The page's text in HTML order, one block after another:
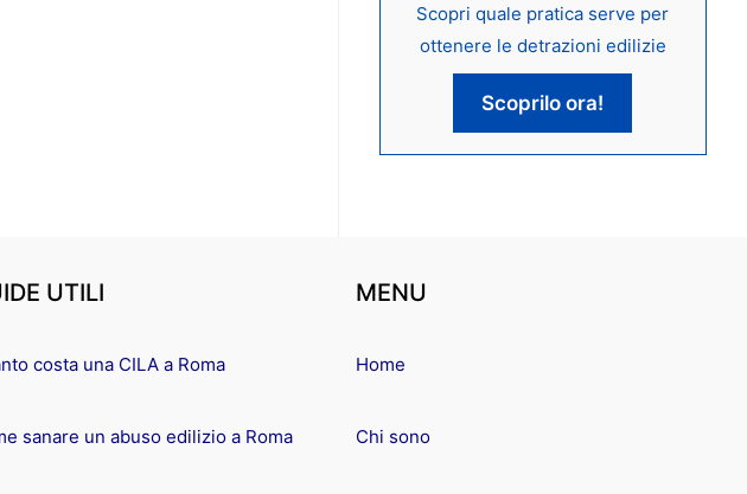
Scopri quale pratica serve per
ottenere le detrazioni edilizie
Scoprilo ora!
UTILI
costa una CILA a Roma
sanare un abuso edilizio a Roma
MENU
Home
Chi sono